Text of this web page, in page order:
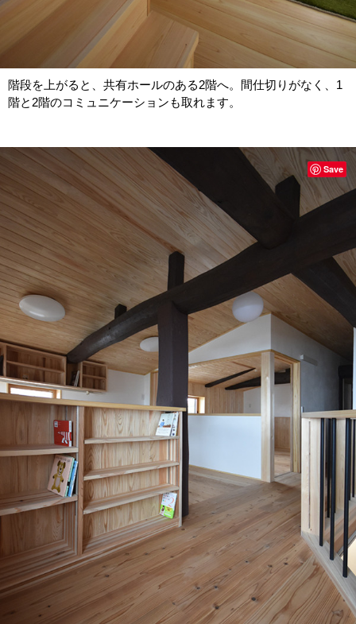
階段を上がると、共有ホールのある2階へ。間仕切りがなく、1
階と2階のコミュニケーションも取れます。
Save